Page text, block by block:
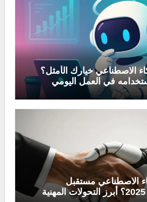
الاصطناعي خيارك الأمثل؟
في العمل اليومي
الاصطناعي مستقبل